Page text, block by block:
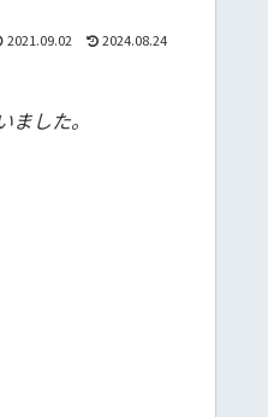
2021.09.02 2024.08.24
した。